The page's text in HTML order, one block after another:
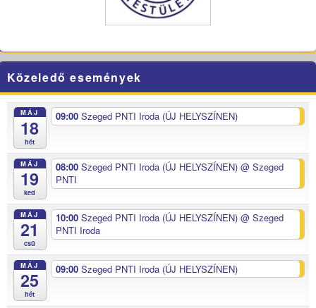
Közeledő események
MÁJ
18
hét
09:00 Szeged PNTI Iroda (ÚJ HELYSZÍNEN)
MÁJ
19
ked
08:00 Szeged PNTI Iroda (ÚJ HELYSZÍNEN) @ Szeged
PNTI
MÁJ
21
csü
10:00 Szeged PNTI Iroda (ÚJ HELYSZÍNEN) @ Szeged
PNTI Iroda
MÁJ
25
hét
09:00 Szeged PNTI Iroda (ÚJ HELYSZÍNEN)